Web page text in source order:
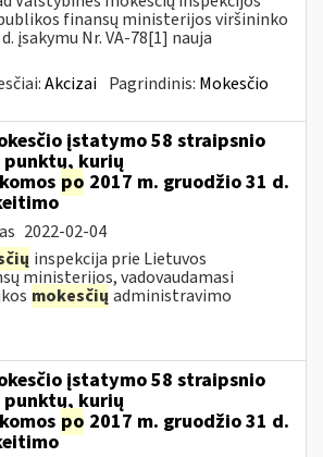
finansų ministerijos viršininko
įsakymu Nr. VA-78[1] nauja
Akcizai Pagrindinis: Mokesčio
įstatymo 58 straipsnio
punktų, kurių
po 2017 m. gruodžio 31 d.
2022-02-04
inspekcija prie Lietuvos
ministerijos, vadovaudamasi
mokesčių administravimo
įstatymo 58 straipsnio
punktų, kurių
po 2017 m. gruodžio 31 d.